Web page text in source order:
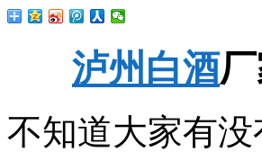
泸州白酒
不知道大家有